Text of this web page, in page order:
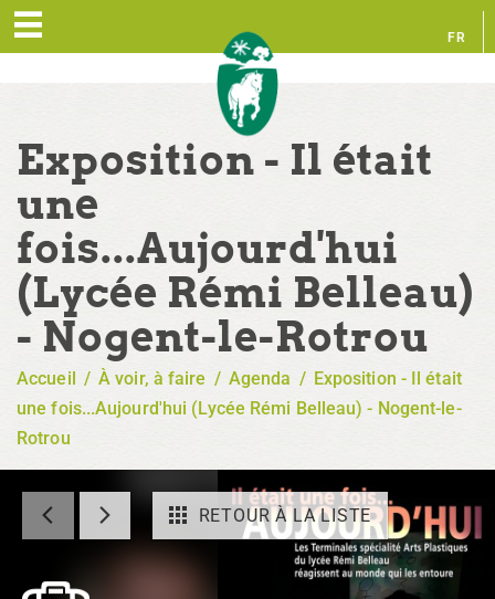
FR
Exposition - Il était
une
fois...Aujourd'hui
(Lycée Rémi Belleau)
- Nogent-le-Rotrou
Accueil / À voir, à faire / Agenda / Exposition - Il était
une fois...Aujourd'hui (Lycée Rémi Belleau) - Nogent-le-
Rotrou
RETOUR À LA LISTE